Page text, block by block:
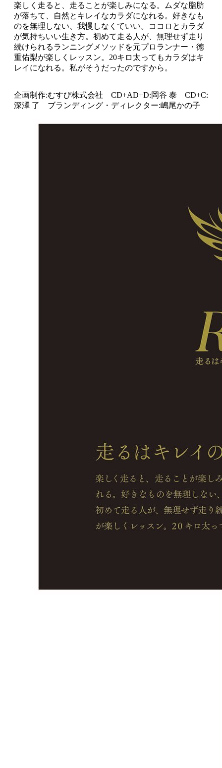
楽しく走ると、走ることが楽しみになる。ムダな脂肪
が落ちて、自然とキレイなカラダになれる。好きなも
のを無理しない、我慢しなくていい。ココロとカラダ
が気持ちいい生き方。初めて走る人が、無理せず走り
続けられるランニングメソッドを元プロランナー・徳
重佑梨が楽しくレッスン。20キロ太ってもカラダはキ
レイになれる。私がそうだったのですから。
企画制作:むすび株式会社 CD+AD+D:岡谷 泰 CD+C:
深澤 了 ブランディング・ディレクター:嶋尾かの子